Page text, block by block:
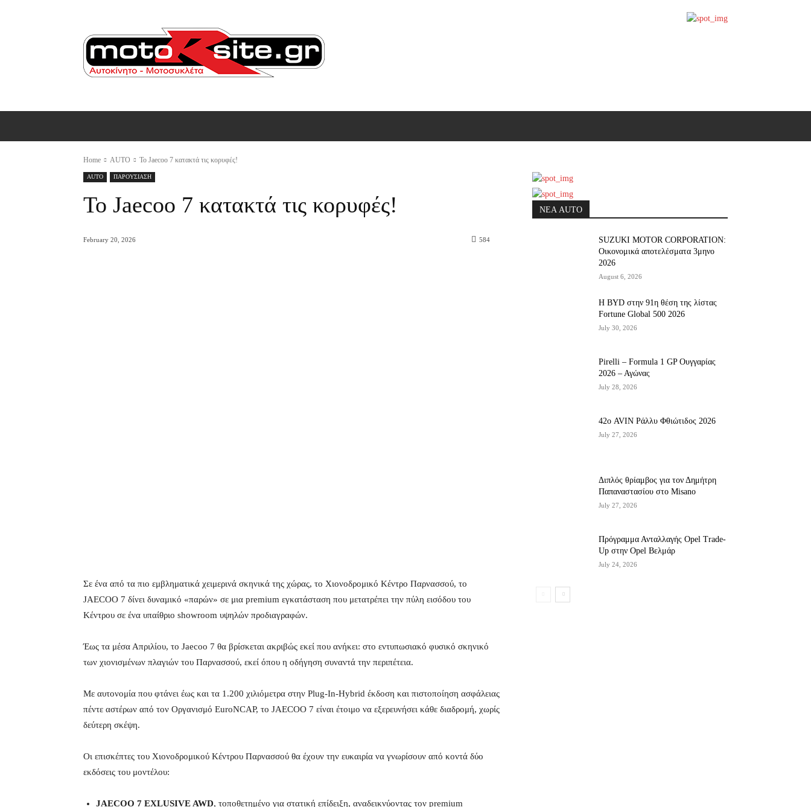
Home AUTO Το Jaecoo 7 κατακτά τις κορυφές!
AUTO ΠΑΡΟΥΣΙΑΣΗ
Το Jaecoo 7 κατακτά τις κορυφές!
February 20, 2026 584
Σε ένα από τα πιο εμβληματικά χειμερινά σκηνικά της χώρας, το Χιονοδρομικό Κέντρο Παρνασσού, το
JAECOO 7 δίνει δυναμικό «παρών» σε μια premium εγκατάσταση που μετατρέπει την πύλη εισόδου του
Κέντρου σε ένα υπαίθριο showroom υψηλών προδιαγραφών.
Έως τα μέσα Απριλίου, το Jaecoo 7 θα βρίσκεται ακριβώς εκεί που ανήκει: στο εντυπωσιακό φυσικό σκηνικό
των χιονισμένων πλαγιών του Παρνασσού, εκεί όπου η οδήγηση συναντά την περιπέτεια.
Με αυτονομία που φτάνει έως και τα 1.200 χιλιόμετρα στην Plug-In-Hybrid έκδοση και πιστοποίηση ασφάλειας
πέντε αστέρων από τον Οργανισμό EuroNCAP, το JAECOO 7 είναι έτοιμο να εξερευνήσει κάθε διαδρομή, χωρίς
δεύτερη σκέψη.
Οι επισκέπτες του Χιονοδρομικού Κέντρου Παρνασσού θα έχουν την ευκαιρία να γνωρίσουν από κοντά δύο
εκδόσεις του μοντέλου:
JAECOO 7 EXLUSIVE AWD, τοποθετημένο για στατική επίδειξη, αναδεικνύοντας τον premium
ΝΕΑ AUTO
SUZUKI MOTOR CORPORATION:
Οικονομικά αποτελέσματα 3μηνο
2026
August 6, 2026
Η BYD στην 91η θέση της λίστας
Fortune Global 500 2026
July 30, 2026
Pirelli – Formula 1 GP Ουγγαρίας
2026 – Αγώνας
July 28, 2026
42ο AVIN Ράλλυ Φθιώτιδος 2026
July 27, 2026
Διπλός θρίαμβος για τον Δημήτρη
Παπαναστασίου στο Misano
July 27, 2026
Πρόγραμμα Ανταλλαγής Opel Trade-
Up στην Opel Βελμάρ
July 24, 2026